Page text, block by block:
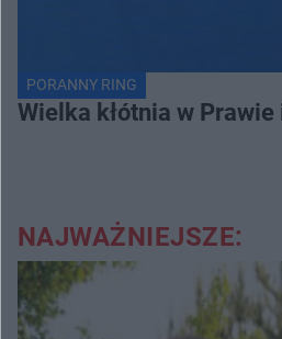
PORANNY RING
Wielka kłótnia w
NAJWAŻNIEJSZE: